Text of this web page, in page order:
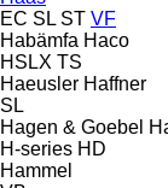
EC SL ST VF
Habämfa Haco
HSLX TS
Haeusler Haffner
SL
Hagen & Goebel
H-series HD
Hammel